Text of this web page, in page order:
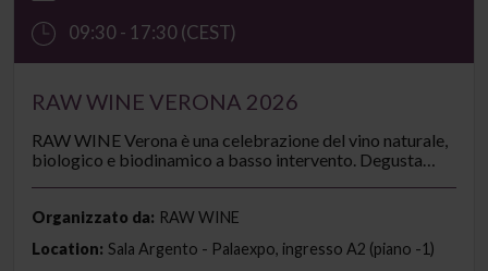
09:30 - 17:30 (CEST)
RAW WINE VERONA 2026
RAW WINE Verona è una celebrazione del vino naturale,
biologico e biodinamico a basso intervento. Degusta
giorno.
Organizzato da: RAW WINE
Location: Sala Argento - Palaexpo, ingresso A2 (piano -1)